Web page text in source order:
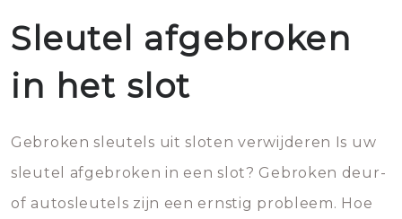
Sleutel afgebroken
in het slot
Gebroken sleutels uit sloten verwijderen Is uw
sleutel afgebroken in een slot? Gebroken deur-
of autosleutels zijn een ernstig probleem. Hoe